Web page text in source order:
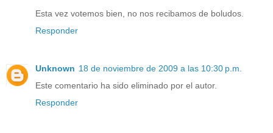
Esta vez votemos bien, no nos recibamos de boludos.
Responder
Unknown 18 de noviembre de 2009 a las 10:30 p.m.
Este comentario ha sido eliminado por el autor.
Responder